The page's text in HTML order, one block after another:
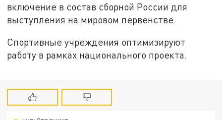
включение в состав сборной России для
выступления на мировом первенстве.
Спортивные учреждения оптимизируют
работу в рамках национального проекта.